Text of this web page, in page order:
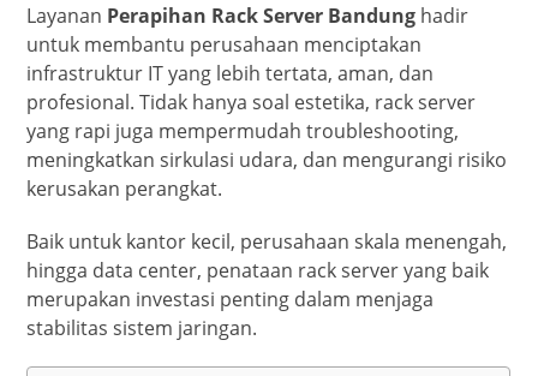
Layanan Perapihan Rack Server Bandung hadir
untuk membantu perusahaan menciptakan
infrastruktur IT yang lebih tertata, aman, dan
profesional. Tidak hanya soal estetika, rack server
yang rapi juga mempermudah troubleshooting,
meningkatkan sirkulasi udara, dan mengurangi risiko
kerusakan perangkat.
Baik untuk kantor kecil, perusahaan skala menengah,
hingga data center, penataan rack server yang baik
merupakan investasi penting dalam menjaga
stabilitas sistem jaringan.